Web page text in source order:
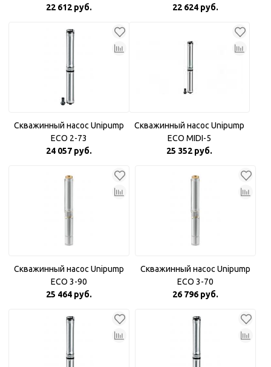
22 612 руб.
22 624 руб.
Скважинный насос Unipump
ECO 2-73
24 057 руб.
Скважинный насос Unipump
ECO MIDI-5
25 352 руб.
Скважинный насос Unipump
ECO 3-90
25 464 руб.
Скважинный насос Unipump
ECO 3-70
26 796 руб.